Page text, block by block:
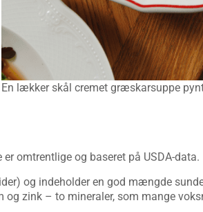
En lækker skål cremet græskarsuppe
omtrentlige og baseret på USDA-data.
og indeholder en god mængde
zink – to mineraler, som mange